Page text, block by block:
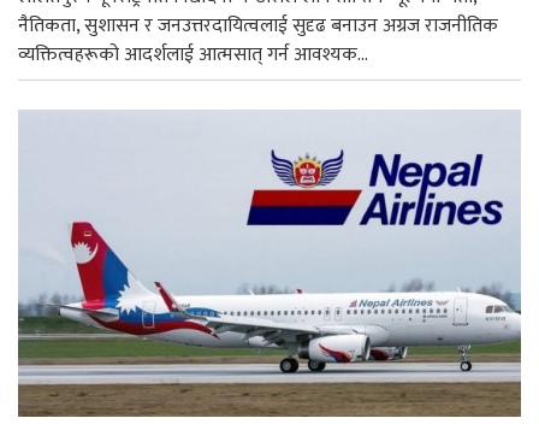
नैतिकता, सुशासन र जनउत्तरदायित्वलाई सुदृढ बनाउन अग्रज राजनीतिक
व्यक्तित्वहरूको आदर्शलाई आत्मसात् गर्न आवश्यक...